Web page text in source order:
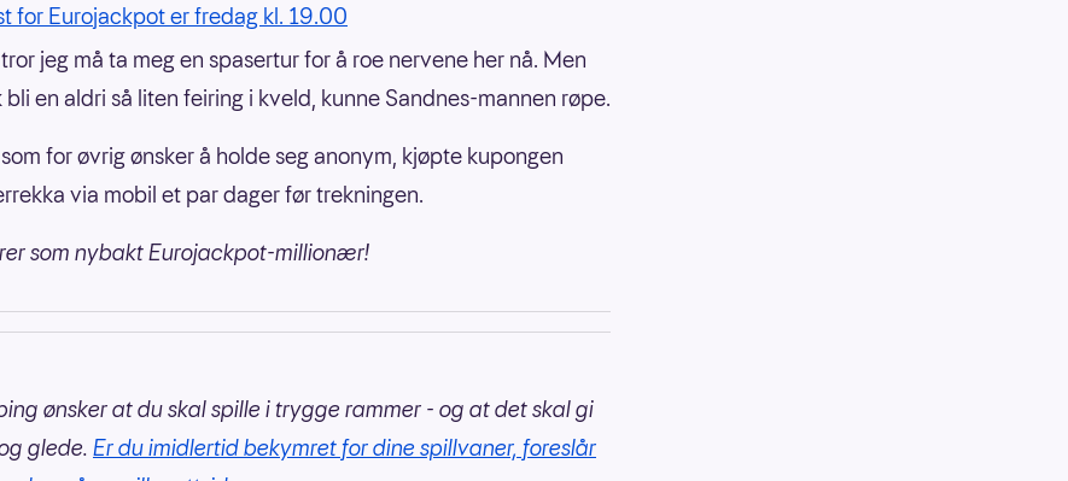
for Eurojackpot er fredag kl. 19.00
jeg må ta meg en spasertur for å roe nervene her nå. Men
en aldri så liten feiring i kveld, kunne Sandnes-mannen røpe.
for øvrig ønsker å holde seg anonym, kjøpte kupongen
via mobil et par dager før trekningen.
som nybakt Eurojackpot-millionær!
ønsker at du skal spille i trygge rammer - og at det skal gi
glede. Er du imidlertid bekymret for dine spillvaner, foreslår